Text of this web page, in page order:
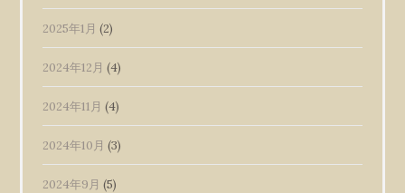
2025年1月 (2)
2024年12月 (4)
2024年11月 (4)
2024年10月 (3)
2024年9月 (5)